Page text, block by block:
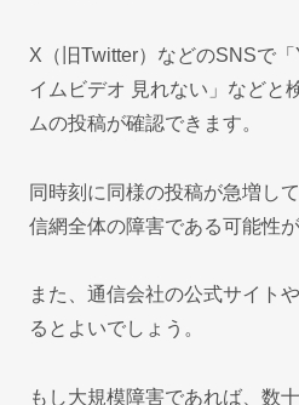
X（旧Twitter）などのSNSで
イムビデオ 見れない」などと
ムの投稿が確認できます。
同時刻に同様の投稿が急増し
信網全体の障害である可能性が
また、通信会社の公式サイト
るとよいでしょう。
もし大規模障害であれば、数